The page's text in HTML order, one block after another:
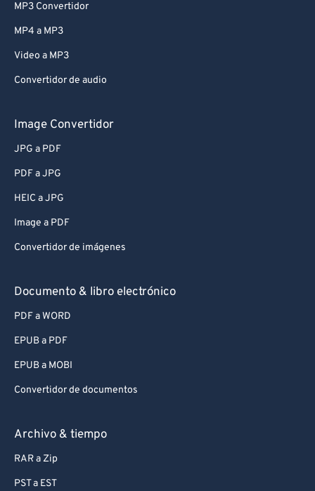
MP3 Convertidor
MP4 a MP3
Video a MP3
Convertidor de audio
Image Convertidor
JPG a PDF
PDF a JPG
HEIC a JPG
Image a PDF
Convertidor de imágenes
Documento & libro electrónico
PDF a WORD
EPUB a PDF
EPUB a MOBI
Convertidor de documentos
Archivo & tiempo
RAR a Zip
PST a EST